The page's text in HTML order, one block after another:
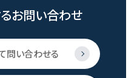
お問い合わせ
問い合わせる